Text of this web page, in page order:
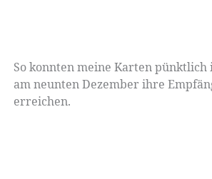
So konnten meine Karten pünktlich
am neunten Dezember ihre
erreichen.